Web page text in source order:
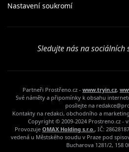
Nastavení soukromí
Sledujte nás na sociálních
Partneři Prostřeno.cz - www.tryin.cz,
Své náměty a připomínky k obsahu
posílejte na
Kontakty na redakci, obchodního a
Copyright © 2009-2024 Prostreno.cz -
Provozuje OMAX Holding s.r.o., IČ:
vedená u Městského soudu v Praze pod
Bucharova 1281/2, 158